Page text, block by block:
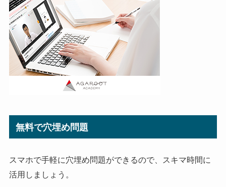
無料で穴埋め問題
スマホで手軽に穴埋め問題ができるので、スキマ時間に
活用しましょう。